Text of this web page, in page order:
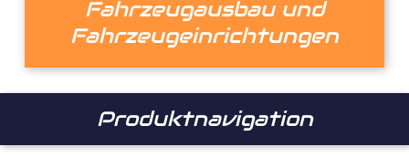
Fahrzeugausbau und
Fahrzeug­einrichtungen
Produktnavigation